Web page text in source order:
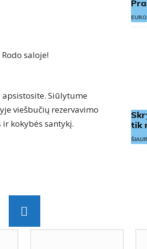
saloje!
Siūlytume
viešbučių rezervavimo
kokybės santykį.
tik